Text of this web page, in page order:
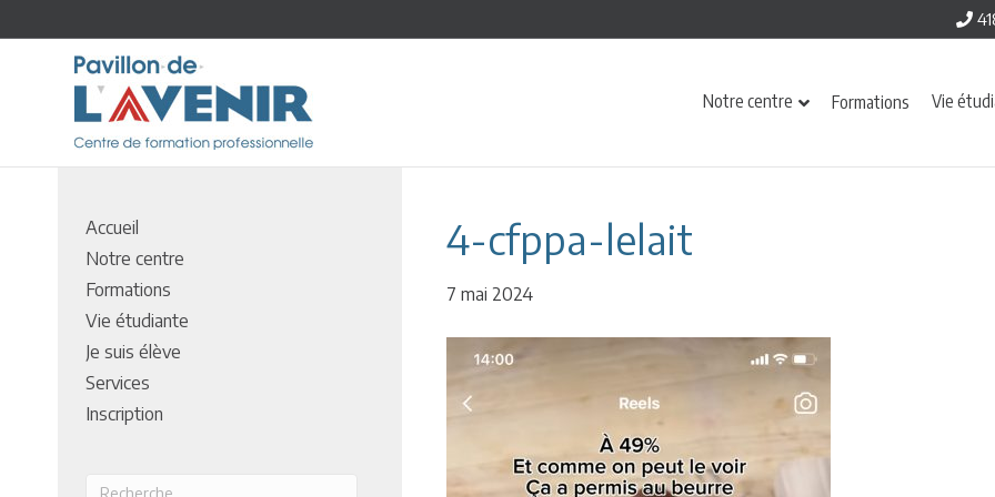
Notre centre Formations Vie
Accueil
Notre centre
Formations
Vie étudiante
Je suis élève
Services
Inscription
4-cfppa-lelait
7 mai 2024